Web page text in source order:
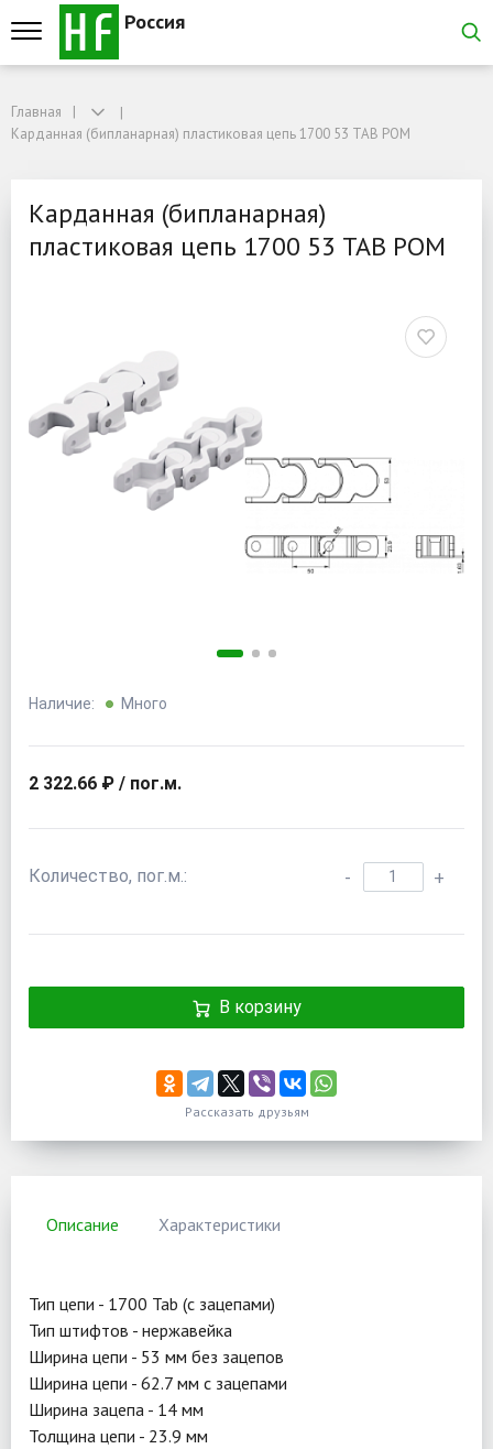
Россия
Карданная (бипланарная) пластиковая цепь 1700 53 TAB POM
Карданная
Главная
Карданная (бипланарная) пластиковая цепь 1700 53 TAB POM
Карданная (бипланарная)
пластиковая цепь 1700 53 TAB POM
Наличие: Много
2 322.66 ₽ / пог.м.
Количество, пог.м.: - +
В корзину
Рассказать друзьям
Описание Характеристики
Тип цепи - 1700 Tab (с зацепами)
Тип штифтов - нержавейка
Ширина цепи - 53 мм без зацепов
Ширина цепи - 62.7 мм с зацепами
Ширина зацепа - 14 мм
Толщина цепи - 23.9 мм